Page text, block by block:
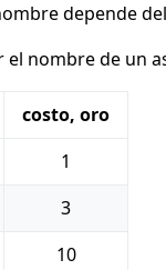
depende
el nombre de un
costo, oro
1
3
10